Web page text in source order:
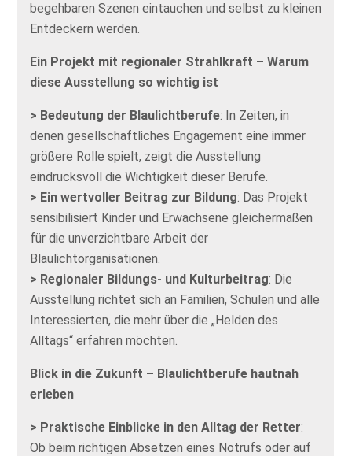
begehbaren Szenen eintauchen und selbst zu kleinen
Entdeckern werden.
Ein Projekt mit regionaler Strahlkraft – Warum
diese Ausstellung so wichtig ist
> Bedeutung der Blaulichtberufe: In Zeiten, in
denen gesellschaftliches Engagement eine immer
größere Rolle spielt, zeigt die Ausstellung
eindrucksvoll die Wichtigkeit dieser Berufe.
> Ein wertvoller Beitrag zur Bildung: Das Projekt
sensibilisiert Kinder und Erwachsene gleichermaßen
für die unverzichtbare Arbeit der
Blaulichtorganisationen.
> Regionaler Bildungs- und Kulturbeitrag: Die
Ausstellung richtet sich an Familien, Schulen und alle
Interessierten, die mehr über die „Helden des
Alltags“ erfahren möchten.
Blick in die Zukunft – Blaulichtberufe hautnah
erleben
> Praktische Einblicke in den Alltag der Retter:
Ob beim richtigen Absetzen eines Notrufs oder auf